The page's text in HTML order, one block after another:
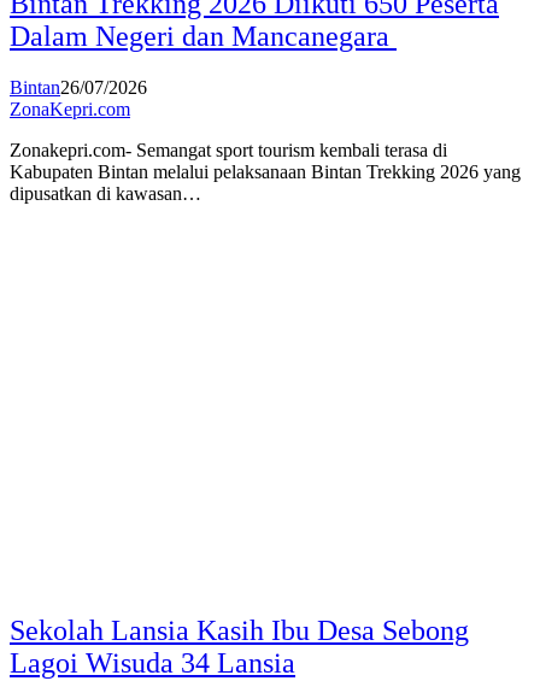
Dalam Negeri dan Mancanegara
Bintan26/07/2026
ZonaKepri.com
Zonakepri.com- Semangat sport tourism kembali terasa di
Kabupaten Bintan melalui pelaksanaan Bintan Trekking 2026 yang
dipusatkan di kawasan…
Sekolah Lansia Kasih Ibu Desa Sebong
Lagoi Wisuda 34 Lansia